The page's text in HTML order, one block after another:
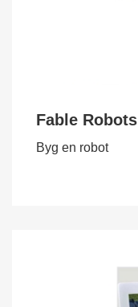
Fable Robots
Byg en robot